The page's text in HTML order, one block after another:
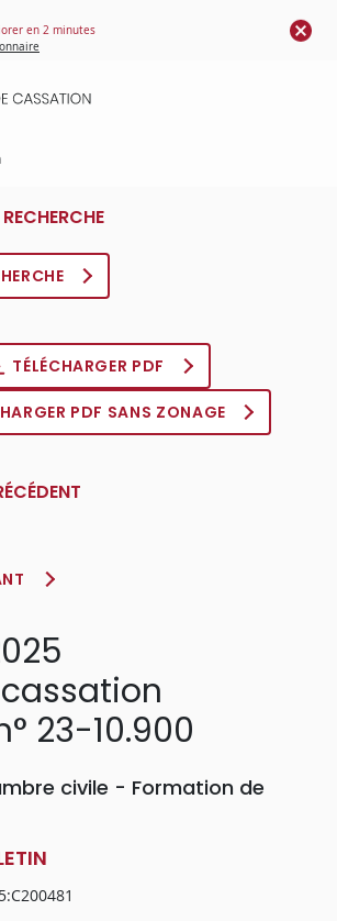
cookies
en 2 minutes
TÉLÉCHARGER PDF
PDF SANS ZONAGE
23-10.900
civile - Formation de